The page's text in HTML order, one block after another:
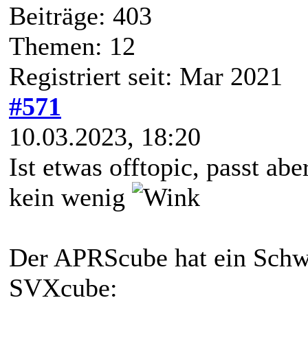
Beiträge: 403
Themen: 12
Registriert seit: Mar 2021
#571
10.03.2023, 18:20
Ist etwas offtopic, passt
kein wenig
Der APRScube hat ein
SVXcube: